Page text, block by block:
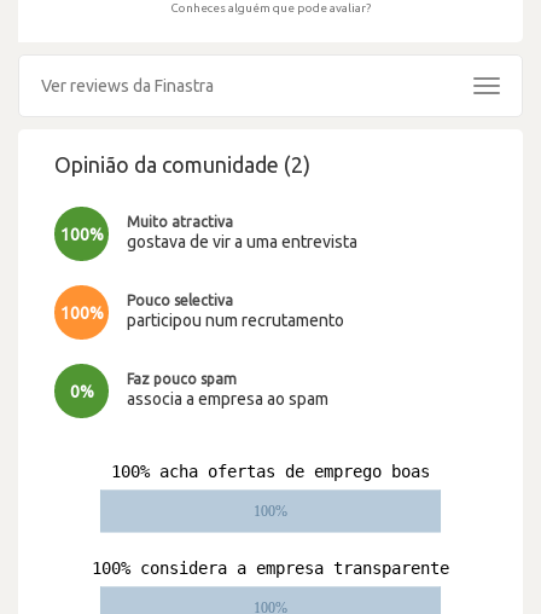
Conheces alguém que pode avaliar?
Ver reviews da Finastra
Toggle
Opinião da comunidade (2)
100%
Muito atractiva
gostava de vir a uma entrevista
100%
Pouco selectiva
participou num recrutamento
0%
Faz pouco spam
associa a empresa ao spam